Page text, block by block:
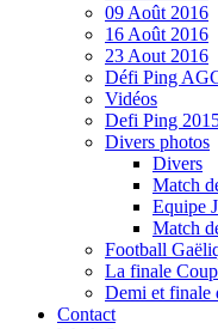
09 Août 2016
16 Août 2016
23 Aout 2016
Défi Ping
Vidéos
Defi Ping
Divers photos
Divers
Match
Equipe
Match
Football
La finale
Demi et finale
Contact